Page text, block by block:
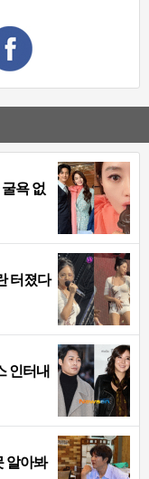
굴욕 없
터졌다
인터내
알아봐